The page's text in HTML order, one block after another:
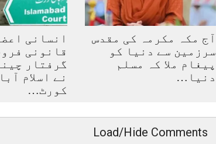
انسانی
قانونی
گرفتار
نے اسلام
کورٹ…
آج مکہ مکرمہ کی مقدس
سرزمین سے دنیا کو
پیغام ملا کہ مسلم
دنیا…
Load/Hide Comments